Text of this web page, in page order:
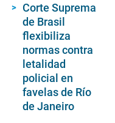
Corte Suprema
de Brasil
flexibiliza
normas contra
letalidad
policial en
favelas de Río
de Janeiro